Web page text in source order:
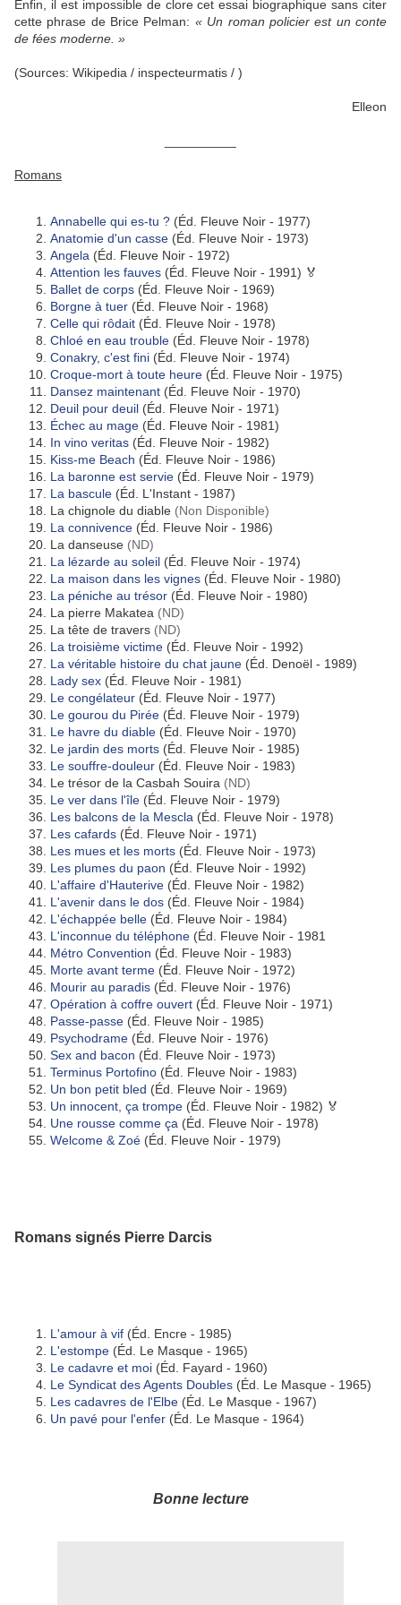
Enfin, il est impossible de clore cet essai biographique sans citer
cette phrase de Brice Pelman: « Un roman policier est un conte
de fées moderne. »
(Sources: Wikipedia / inspecteurmatis / )
Elleon
Romans
Annabelle qui es-tu ? (Éd. Fleuve Noir - 1977)
Anatomie d'un casse (Éd. Fleuve Noir - 1973)
Angela (Éd. Fleuve Noir - 1972)
Attention les fauves (Éd. Fleuve Noir - 1991) 🏅
Ballet de corps (Éd. Fleuve Noir - 1969)
Borgne à tuer (Éd. Fleuve Noir - 1968)
Celle qui rôdait (Éd. Fleuve Noir - 1978)
Chloé en eau trouble (Éd. Fleuve Noir - 1978)
Conakry, c'est fini (Éd. Fleuve Noir - 1974)
Croque-mort à toute heure (Éd. Fleuve Noir - 1975)
Dansez maintenant (Éd. Fleuve Noir - 1970)
Deuil pour deuil (Éd. Fleuve Noir - 1971)
Échec au mage (Éd. Fleuve Noir - 1981)
In vino veritas (Éd. Fleuve Noir - 1982)
Kiss-me Beach (Éd. Fleuve Noir - 1986)
La baronne est servie (Éd. Fleuve Noir - 1979)
La bascule (Éd. L'Instant - 1987)
La chignole du diable (Non Disponible)
La connivence (Éd. Fleuve Noir - 1986)
La danseuse (ND)
La lézarde au soleil (Éd. Fleuve Noir - 1974)
La maison dans les vignes (Éd. Fleuve Noir - 1980)
La péniche au trésor (Éd. Fleuve Noir - 1980)
La pierre Makatea (ND)
La tête de travers (ND)
La troisième victime (Éd. Fleuve Noir - 1992)
La véritable histoire du chat jaune (Éd. Denoël - 1989)
Lady sex (Éd. Fleuve Noir - 1981)
Le congélateur (Éd. Fleuve Noir - 1977)
Le gourou du Pirée (Éd. Fleuve Noir - 1979)
Le havre du diable (Éd. Fleuve Noir - 1970)
Le jardin des morts (Éd. Fleuve Noir - 1985)
Le souffre-douleur (Éd. Fleuve Noir - 1983)
Le trésor de la Casbah Souira (ND)
Le ver dans l'île (Éd. Fleuve Noir - 1979)
Les balcons de la Mescla (Éd. Fleuve Noir - 1978)
Les cafards (Éd. Fleuve Noir - 1971)
Les mues et les morts (Éd. Fleuve Noir - 1973)
Les plumes du paon (Éd. Fleuve Noir - 1992)
L'affaire d'Hauterive (Éd. Fleuve Noir - 1982)
L'avenir dans le dos (Éd. Fleuve Noir - 1984)
L'échappée belle (Éd. Fleuve Noir - 1984)
L'inconnue du téléphone (Éd. Fleuve Noir - 1981
Métro Convention (Éd. Fleuve Noir - 1983)
Morte avant terme (Éd. Fleuve Noir - 1972)
Mourir au paradis (Éd. Fleuve Noir - 1976)
Opération à coffre ouvert (Éd. Fleuve Noir - 1971)
Passe-passe (Éd. Fleuve Noir - 1985)
Psychodrame (Éd. Fleuve Noir - 1976)
Sex and bacon (Éd. Fleuve Noir - 1973)
Terminus Portofino (Éd. Fleuve Noir - 1983)
Un bon petit bled (Éd. Fleuve Noir - 1969)
Un innocent, ça trompe (Éd. Fleuve Noir - 1982) 🏅
Une rousse comme ça (Éd. Fleuve Noir - 1978)
Welcome & Zoé (Éd. Fleuve Noir - 1979)
Romans signés Pierre Darcis
L'amour à vif (Éd. Encre - 1985)
L'estompe (Éd. Le Masque - 1965)
Le cadavre et moi (Éd. Fayard - 1960)
Le Syndicat des Agents Doubles (Éd. Le Masque - 1965)
Les cadavres de l'Elbe (Éd. Le Masque - 1967)
Un pavé pour l'enfer (Éd. Le Masque - 1964)
Bonne lecture